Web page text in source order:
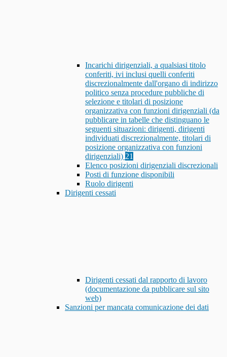
Incarichi dirigenziali, a qualsiasi titolo
conferiti, ivi inclusi quelli conferiti
discrezionalmente dall'organo di indirizzo
politico senza procedure pubbliche di
selezione e titolari di posizione
organizzativa con funzioni dirigenziali (da
pubblicare in tabelle che distinguano le
seguenti situazioni: dirigenti, dirigenti
individuati discrezionalmente, titolari di
posizione organizzativa con funzioni
dirigenziali) 21
Elenco posizioni dirigenziali discrezionali
Posti di funzione disponibili
Ruolo dirigenti
Dirigenti cessati
Dirigenti cessati dal rapporto di lavoro
(documentazione da pubblicare sul sito
web)
Sanzioni per mancata comunicazione dei dati